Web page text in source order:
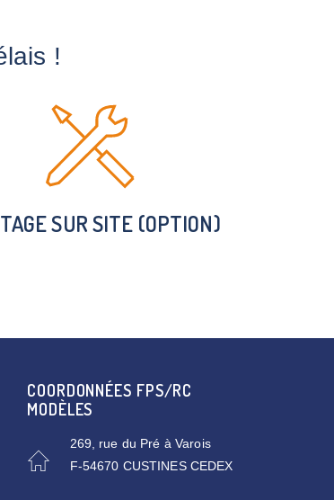
!
SUR SITE (OPTION)
COORDONNÉES FPS/RC
MODÈLES
269, rue du Pré à Varois
F-54670 CUSTINES CEDEX